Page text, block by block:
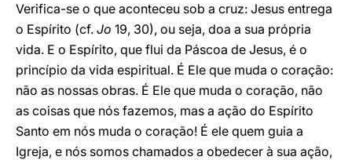
Verifica-se o que aconteceu sob a cruz: Jesus entrega
o Espírito (cf. Jo 19, 30), ou seja, doa a sua própria
vida. E o Espírito, que flui da Páscoa de Jesus, é o
princípio da vida espiritual. É Ele que muda o coração:
não as nossas obras. É Ele que muda o coração, não
as coisas que nós fazemos, mas a ação do Espírito
Santo em nós muda o coração! É ele quem guia a
Igreja, e nós somos chamados a obedecer à sua ação,